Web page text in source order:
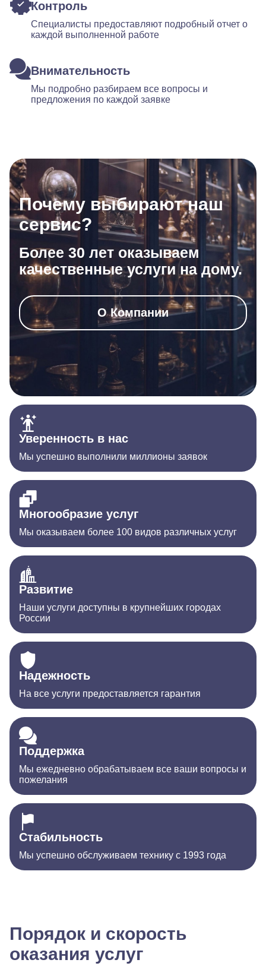
Контроль
Специалисты предоставляют подробный отчет о
каждой выполненной работе
Внимательность
Мы подробно разбираем все вопросы и
предложения по каждой заявке
Почему выбирают наш
сервис?
Более 30 лет оказываем
качественные услуги на дому.
О Компании
Уверенность в нас
Мы успешно выполнили миллионы заявок
Многообразие услуг
Мы оказываем более 100 видов различных услуг
Развитие
Наши услуги доступны в крупнейших городах
России
Надежность
На все услуги предоставляется гарантия
Поддержка
Мы ежедневно обрабатываем все ваши вопросы и
пожелания
Стабильность
Мы успешно обслуживаем технику с 1993 года
Порядок и скорость
оказания услуг